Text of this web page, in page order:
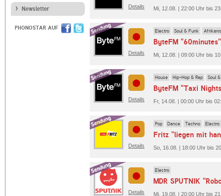
Newsletter
PHONOSTAR AUF
Details Mi, 12.08. | 22:00 Uhr bis
Details
Electro Soul & Funk
ByteFM "60minutes"
Mi, 12.08. | 09:00 Uhr bis
Details
House Hip-Hop & Rap Soul
ByteFM "Taxi
Fr, 14.08. | 00:00 Uhr bis
Details
Pop Dance Techno Electro
Fritz "liegen mit
So, 16.08. | 18:00 Uhr bis
Details
Electro
MDR SPUTNIK
Mi, 19.08. | 20:00 Uhr bis